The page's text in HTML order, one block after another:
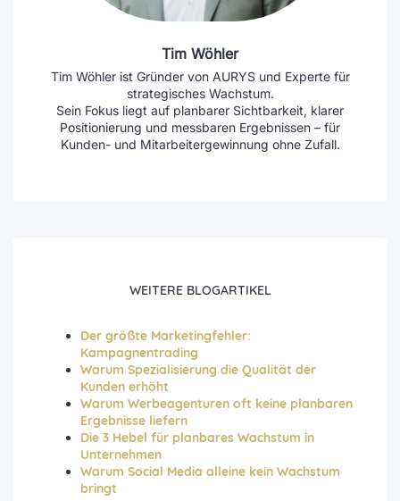
Tim Wöhler
Tim Wöhler ist Gründer von AURYS und Experte für
strategisches Wachstum.
Sein Fokus liegt auf planbarer Sichtbarkeit, klarer
Positionierung und messbaren Ergebnissen – für
Kunden- und Mitarbeitergewinnung ohne Zufall.
WEITERE BLOGARTIKEL
Der größte Marketingfehler:
Kampagnentrading
Warum Spezialisierung die Qualität der
Kunden erhöht
Warum Werbeagenturen oft keine planbaren
Ergebnisse liefern
Die 3 Hebel für planbares Wachstum in
Unternehmen
Warum Social Media alleine kein Wachstum
bringt